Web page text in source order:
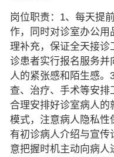
岗位职责：1、每天提
作，同时对诊室办公用
理补充，保证全天接诊
诊患者实行报名服务
人的紧张感和陌生感
查、治疗、手术等安排
合理安排好诊室病人
模式，注意病人隐私性
有初诊病人介绍与宣
意把握时机主动向病